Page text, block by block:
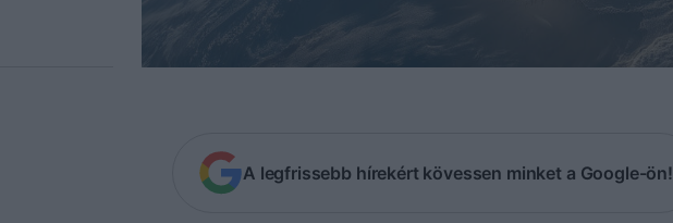
A legfrissebb hírekért kövessen minket a Google-ön!